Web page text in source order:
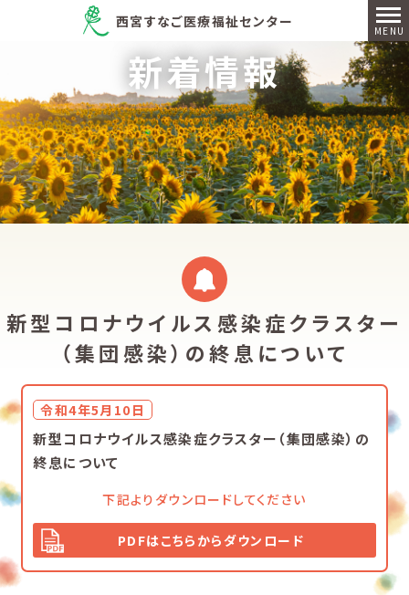
西宮すなご医療福祉センター
新着情報
新型コロナウイルス感染症クラスター
（集団感染）の終息について
令和4年5月10日
新型コロナウイルス感染症クラスター（集団感染）の
終息について
下記よりダウンロードしてください
PDFはこちらからダウンロード